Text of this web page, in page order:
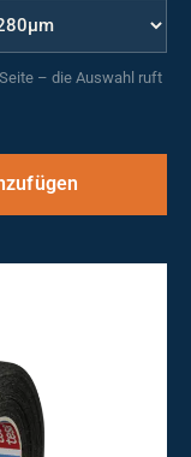
– die Auswahl ruft